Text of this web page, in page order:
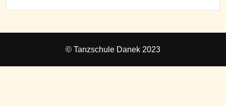
© Tanzschule Danek 2023